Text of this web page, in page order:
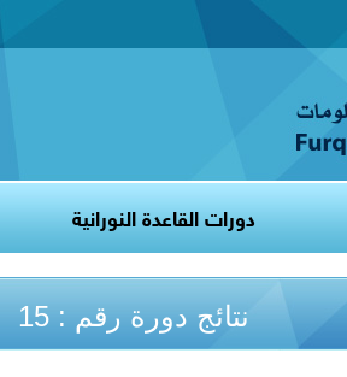
دورات القاعدة النورانية
نتائج دورة رقم : 15